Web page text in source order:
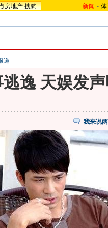
房地产 搜狗 新闻 -
道
逸 天娱发
我来说